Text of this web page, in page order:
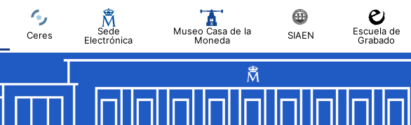
Ceres
Sede
Electrónica
Museo Casa de la
Moneda
SIAEN
Escuela de
Grabado